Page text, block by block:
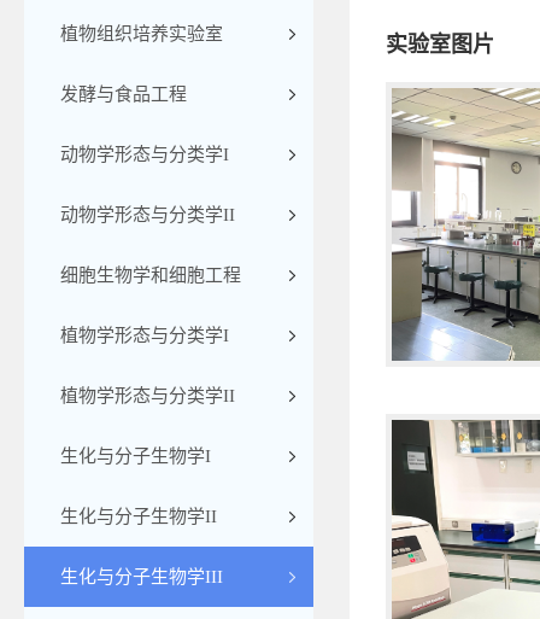
植物组织培养实验室
发酵与食品工程
动物学形态与分类学I
动物学形态与分类学II
细胞生物学和细胞工程
植物学形态与分类学I
植物学形态与分类学II
生化与分子生物学I
生化与分子生物学II
生化与分子生物学III
实验室图片